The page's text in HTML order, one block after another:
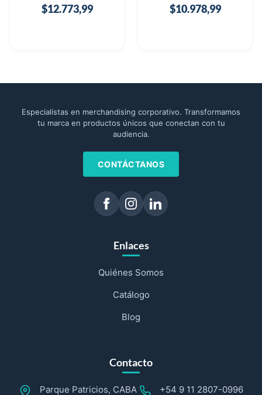
$12.773,99 $10.978,99
Especialistas en merchandising corporativo. Transformamos
tu marca en productos únicos que conectan con tu
audiencia.
CONTÁCTANOS
Enlaces
Quiénes Somos
Catálogo
Blog
Contacto
Parque Patricios, CABA +54 9 11 2807-0996